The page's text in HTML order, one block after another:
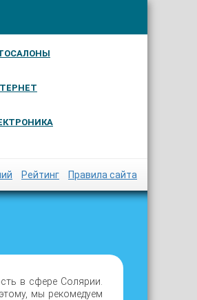
Рейтинг Правила сайта
в сфере Солярии.
мы рекомедуем